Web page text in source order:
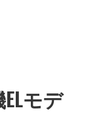
モデ